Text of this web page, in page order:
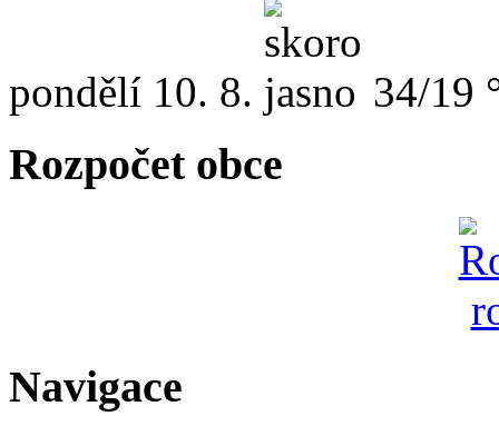
pondělí 10. 8. 34/19
Rozpočet obce
Navigace